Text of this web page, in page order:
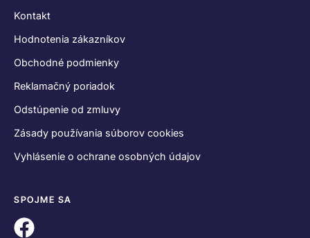
Kontakt
Hodnotenia zákazníkov
Obchodné podmienky
Reklamačný poriadok
Odstúpenie od zmluvy
Zásady používania súborov cookies
Vyhlásenie o ochrane osobných údajov
SPOJME SA